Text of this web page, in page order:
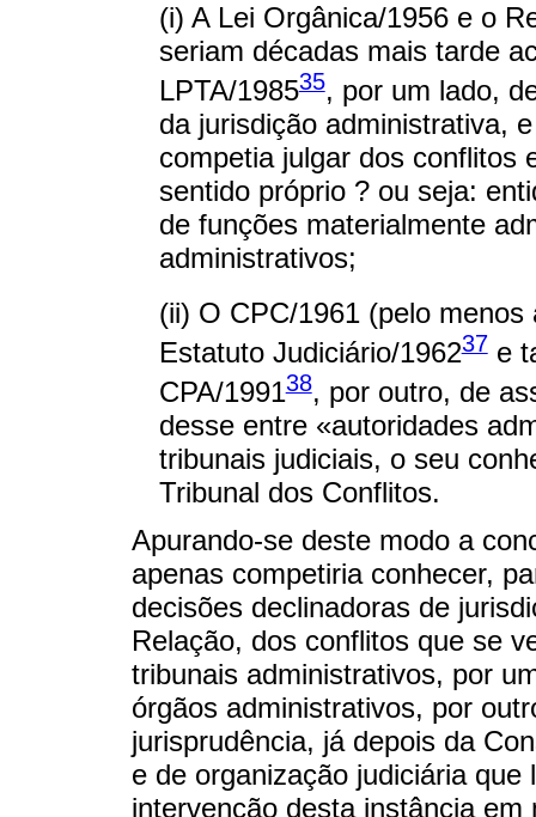
(i) A Lei Orgânica/1956 e o
seriam décadas mais tarde
LPTA/198535, por um lado,
da jurisdição administrativa,
competia julgar dos conflitos
sentido próprio ? ou seja:
de funções materialmente
administrativos;
(ii) O CPC/1961 (pelo
Estatuto Judiciário/196237e
CPA/199138, por outro, de
desse entre «autoridades
tribunais judiciais, o seu
Tribunal dos Conflitos.
Apurando-se deste modo a
apenas competiria conhecer,
decisões declinadoras de
Relação, dos conflitos que se
tribunais administrativos, por
órgãos administrativos, por
jurisprudência, já depois da
e de organização judiciária
intervenção desta instância